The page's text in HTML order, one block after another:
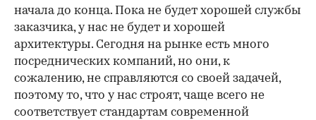
начала до конца. Пока не будет хорошей службы
заказчика, у нас не будет и хорошей
архитектуры. Сегодня на рынке есть много
посреднических компаний, но они, к
сожалению, не справляются со своей задачей,
поэтому то, что у нас строят, чаще всего не
соответствует стандартам современной